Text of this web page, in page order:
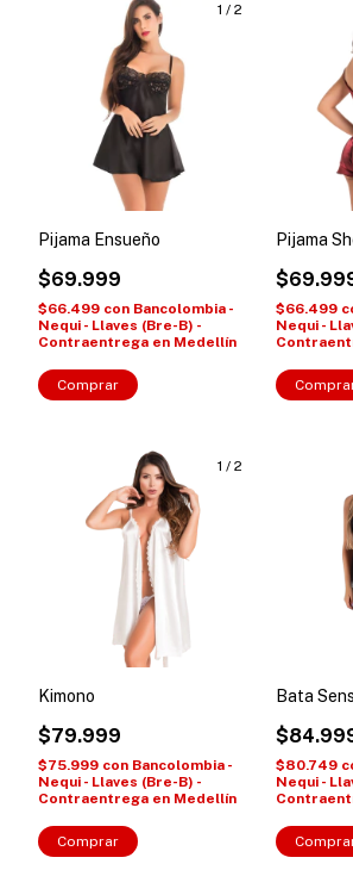
1 / 2
Pijama Ensueño
$69.999
$66.499 con Bancolombia -
Nequi - Llaves (Bre-B) -
Contraentrega en Medellín
Comprar
Pijama
$66.499
Nequi -
1 / 2
Kimono
$79.999
$75.999 con Bancolombia -
Nequi - Llaves (Bre-B) -
Contraentrega en Medellín
Comprar
Bata
$80.749
Nequi -